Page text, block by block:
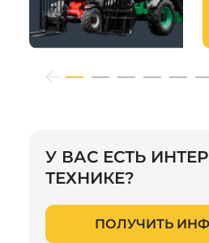
У ВАС ЕСТЬ
ТЕХНИКЕ?
ПОЛУЧИТЬ